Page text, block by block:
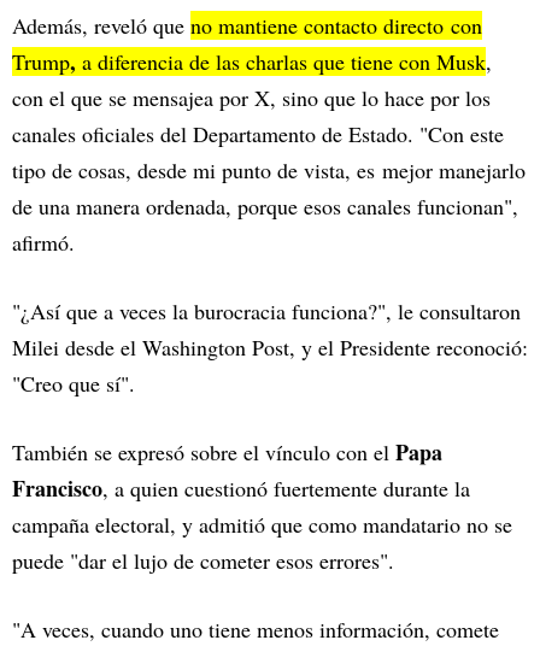
Además, reveló que no mantiene contacto directo con
Trump, a diferencia de las charlas que tiene con Musk,
con el que se mensajea por X, sino que lo hace por los
canales oficiales del Departamento de Estado. "Con este
tipo de cosas, desde mi punto de vista, es mejor manejarlo
de una manera ordenada, porque esos canales funcionan",
afirmó.
"¿Así que a veces la burocracia funciona?", le consultaron
Milei desde el Washington Post, y el Presidente reconoció:
"Creo que sí".
También se expresó sobre el vínculo con el Papa
Francisco, a quien cuestionó fuertemente durante la
campaña electoral, y admitió que como mandatario no se
puede "dar el lujo de cometer esos errores".
"A veces, cuando uno tiene menos información, comete